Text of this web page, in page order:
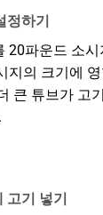
정하기
20파운드 소
지의 크기에
큰 튜브가 고
고기 넣기